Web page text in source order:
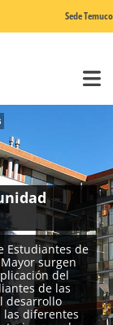
Sede Temuco
Estudiantes de
surgen
del
de las
desarrollo
las diferentes